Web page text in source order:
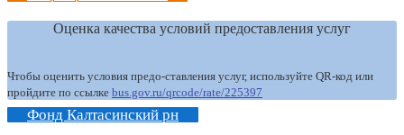
Оценка качества условий предоставления услуг
Чтобы оценить условия предо-ставления услуг, используйте QR-код или
пройдите по ссылке bus.gov.ru/qrcode/rate/225397
Фонд Калтасинский рн